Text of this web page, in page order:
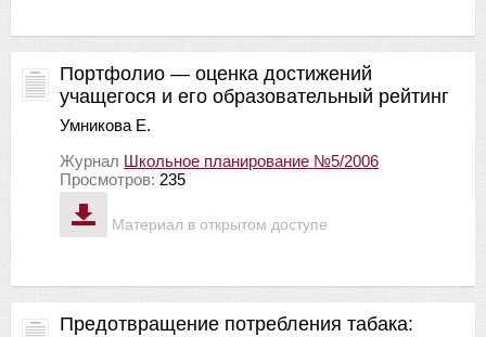
Материал в открытом доступе
Портфолио — оценка достижений
учащегося и его образовательный рейтинг
Умникова Е.
Журнал Школьное планирование №5/2006
Просмотров: 235
Предотвращение потребления табака: